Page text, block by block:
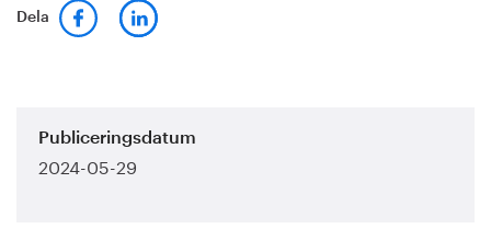
Dela
Publiceringsdatum
2024-05-29